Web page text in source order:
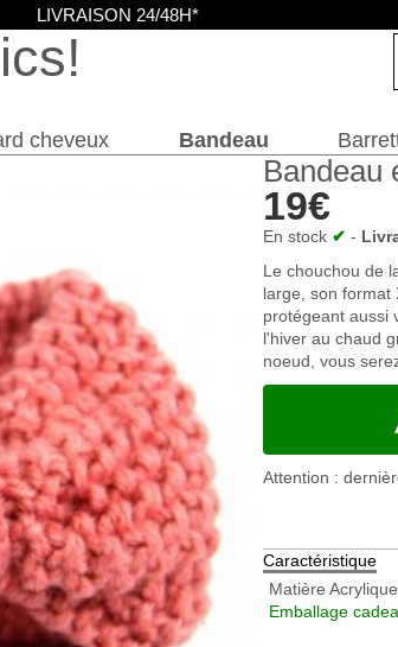
Bandeau
19€
En stock ✔ -
Le chouchou de
large, son format
protégeant aussi
l'hiver au chaud
noeud, vous
Attention :
Caractéristique
Matière Acrylique
Emballage
cheveux Bandeau
LIVRAISON 24/48H*